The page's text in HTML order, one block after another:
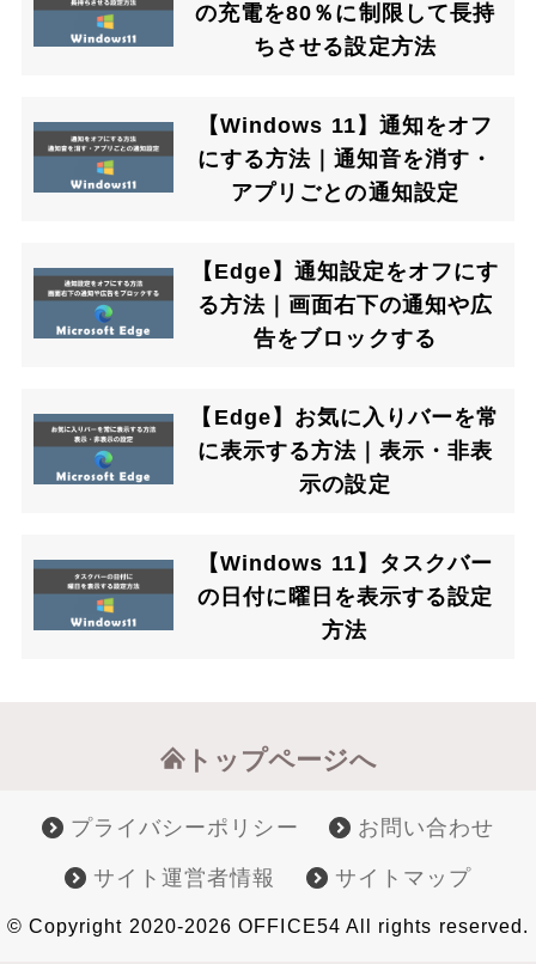
の充電を80％に制限して長持
ちさせる設定方法
【Windows 11】通知をオフ
にする方法｜通知音を消す・
アプリごとの通知設定
【Edge】通知設定をオフにす
る方法｜画面右下の通知や広
告をブロックする
【Edge】お気に入りバーを常
に表示する方法｜表示・非表
示の設定
【Windows 11】タスクバー
の日付に曜日を表示する設定
方法
トップページへ
プライバシーポリシー お問い合わせ
サイト運営者情報 サイトマップ
© Copyright 2020-2026 OFFICE54 All rights reserved.